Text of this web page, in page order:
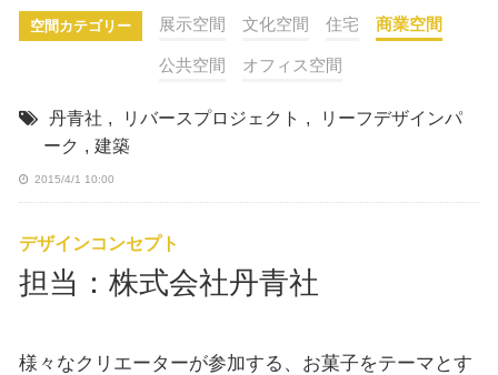
空間カテゴリー 展示空間 文化空間 住宅 商業空間
公共空間 オフィス空間
丹青社 , リバースプロジェクト ,
リーフデザインパ
ーク , 建築
2015/4/1 10:00
デザインコンセプト
担当：株式会社丹青社
様々なクリエーターが参加する、お菓子をテーマとす